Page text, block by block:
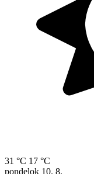
31 °C 17 °C
pondelok 10. 8.